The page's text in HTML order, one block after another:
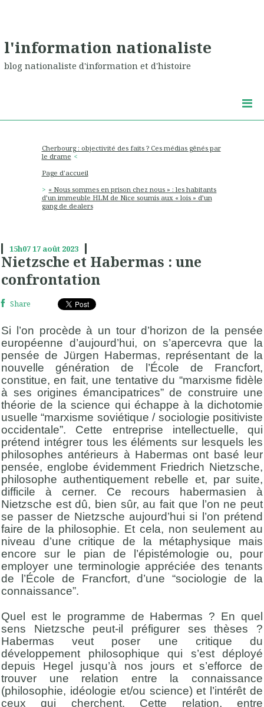
l'information nationaliste
blog nationaliste d'information et d'histoire
Cherbourg : objectivité des faits ? Ces médias gênés par
le drame
Page d'accueil
« Nous sommes en prison chez nous » : les habitants
d’un immeuble HLM de Nice soumis aux « lois » d’un
gang de dealers
15h0717 août 2023
Nietzsche et Habermas : une
confrontation
Share
Si l’on procède à un tour d’horizon de la pensée
européenne d’aujourd’hui, on s’apercevra que la
pensée de Jürgen Habermas, représentant de la
nouvelle génération de l’École de Francfort,
constitue, en fait, une tentative du “marxisme fidèle
à ses origines émancipatrices” de construire une
théorie de la science qui échappe à la dichotomie
usuelle “marxisme soviétique / sociologie positiviste
occidentale”. Cette entreprise intellectuelle, qui
prétend intégrer tous les éléments sur lesquels les
philosophes antérieurs à Habermas ont basé leur
pensée, englobe évidemment Friedrich Nietzsche,
philosophe authentiquement rebelle et, par suite,
difficile à cerner. Ce recours habermasien à
Nietzsche est dû, bien sûr, au fait que l’on ne peut
se passer de Nietzsche aujourd’hui si l’on prétend
faire de la philosophie. Et cela, non seulement au
niveau d’une critique de la métaphysique mais
encore sur le pian de l’épistémologie ou, pour
employer une terminologie appréciée des tenants
de l’École de Francfort, d’une “sociologie de la
connaissance”.
Quel est le programme de Habermas ? En quel
sens Nietzsche peut-il préfigurer ses thèses ?
Habermas veut poser une critique du
développement philosophique qui s’est déployé
depuis Hegel jusqu’à nos jours et s’efforce de
trouver une relation entre la connaissance
(philosophie, idéologie et/ou science) et l’intérêt de
ceux qui cherchent. Cette relation, entre